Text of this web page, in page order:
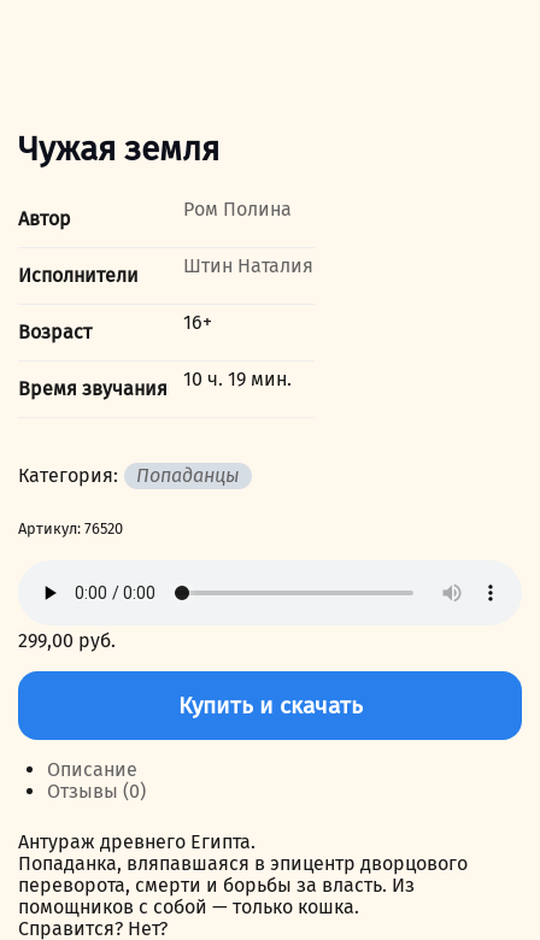
Чужая земля
Автор Ром Полина
Исполнители Штин Наталия
Возраст 16+
Время звучания 10 ч. 19 мин.
Категория: Попаданцы
Артикул: 76520
299,00 руб.
Количество
Чужая
земля
Купить и скачать
Описание
Отзывы (0)
Антураж древнего Египта.
Попаданка, вляпавшаяся в эпицентр дворцового
переворота, смерти и борьбы за власть. Из
помощников с собой — только кошка.
Справится? Нет?